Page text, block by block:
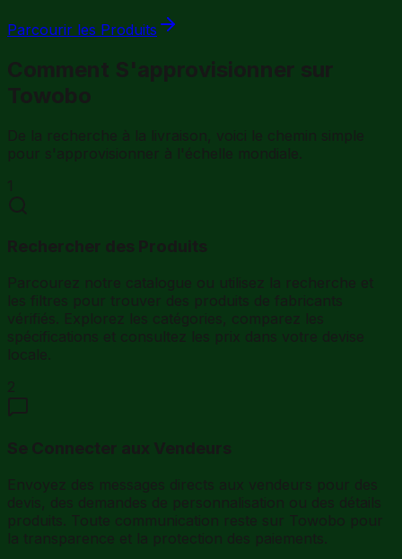
Parcourir les Produits
Comment S'approvisionner sur
Towobo
De la recherche à la livraison, voici le chemin simple
pour s'approvisionner à l'échelle mondiale.
1
Rechercher des Produits
Parcourez notre catalogue ou utilisez la recherche et
les filtres pour trouver des produits de fabricants
vérifiés. Explorez les catégories, comparez les
spécifications et consultez les prix dans votre devise
locale.
2
Se Connecter aux Vendeurs
Envoyez des messages directs aux vendeurs pour des
devis, des demandes de personnalisation ou des détails
produits. Toute communication reste sur Towobo pour
la transparence et la protection des paiements.